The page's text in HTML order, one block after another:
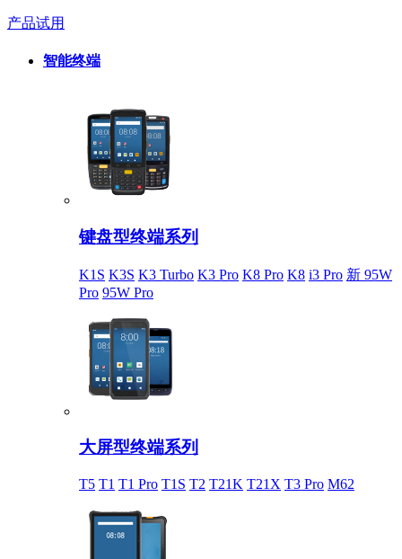
产品试用
智能终端
键盘型终端系列
K1S K3S K3 Turbo K3 Pro K8 Pro K8 i3 Pro 新 95W
Pro 95W Pro
大屏型终端系列
T5 T1 T1 Pro T1S T2 T21K T21X T3 Pro M62